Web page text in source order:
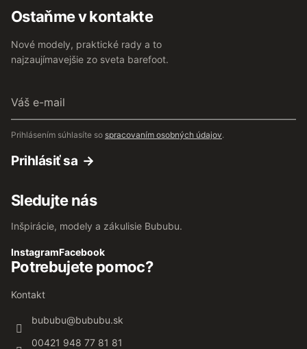
Ostaňme v kontakte
Nové modely, praktické rady a to
najzaujímavejšie zo sveta barefoot.
e-
mail
Prihlásením súhlasíte so spracovaním osobných údajov.
Prihlásiť sa
Sledujte nás
Inšpirácie, modely a zákulisie Bububu.
InstagramFacebook
Potrebujete pomoc?
Kontakt
bububu@bububu.sk
00421 948 77 81 81